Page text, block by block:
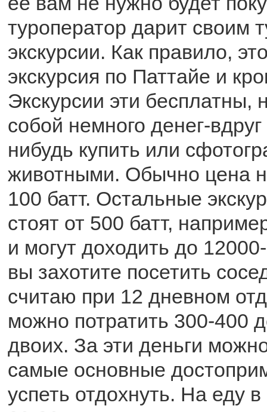
туроператор дарит своим
экскурсии. Как правило,
экскурсия по Паттайе и
Экскурсии эти бесплатны,
собой немного денег-вдруг
нибудь купить или
животными. Обычно цена
100 батт. Остальные
стоят от 500 батт,
и могут доходить до
вы захотите посетить
считаю при 12 дневном
можно потратить 300-400
двоих. За эти деньги
самые основные
успеть отдохнуть. На еду